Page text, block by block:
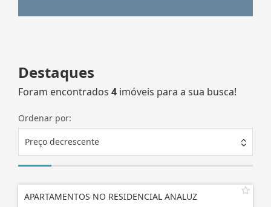
Destaques
Foram encontrados 4 imóveis para a sua busca!
Ordenar por:
Preço decrescente
APARTAMENTOS NO RESIDENCIAL ANALUZ